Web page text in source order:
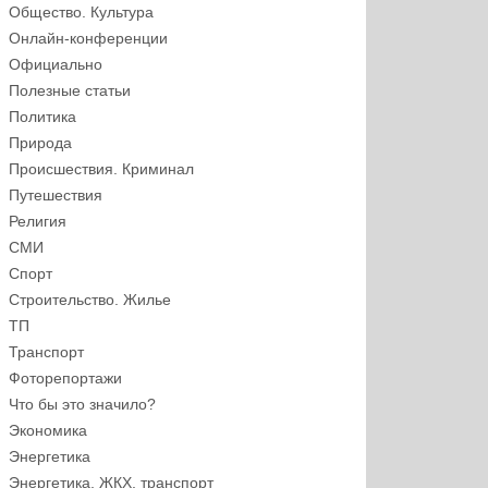
Общество. Культура
Онлайн-конференции
Официально
Полезные статьи
Политика
Природа
Происшествия. Криминал
Путешествия
Религия
СМИ
Спорт
Строительство. Жилье
ТП
Транспорт
Фоторепортажи
Что бы это значило?
Экономика
Энергетика
Энергетика, ЖКХ, транспорт